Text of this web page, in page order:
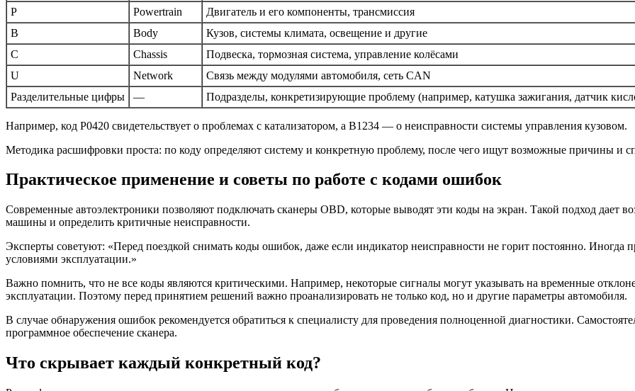
P
Powertrain
Двигатель и его компоненты, трансмиссия
B
Body
Кузов, системы климата, освещение и другие
C
Chassis
Подвеска, тормозная система, управление колёсами
U
Network
Связь между модулями автомобиля, сеть CAN
Разделительные цифры
— Подразделы, конкретизирующие проблему (например, катушка зажигания, датчик
Например, код P0420 свидетельствует о проблемах с катализатором, а B1234 — о неисправности системы управления кузовом.
Методика расшифровки проста: по коду определяют систему и конкретную проблему, после чего ищут возможные причины и
Практическое применение и советы по работе с кодами ошибок
Современные автоэлектроники позволяют подключать сканеры OBD, которые выводят эти коды на экран. Такой подход дает
машины и определить критичные неисправности.
Эксперты советуют: «Перед поездкой снимать коды ошибок, даже если индикатор неисправности не горит постоянно. Иногда
условиями эксплуатации.»
Важно помнить, что не все коды являются критическими. Например, некоторые сигналы могут указывать на временные
эксплуатации. Поэтому перед принятием решений важно проанализировать не только код, но и другие параметры автомобиля.
В случае обнаружения ошибок рекомендуется обратиться к специалисту для проведения полноценной диагностики.
программное обеспечение сканера.
Что скрывает каждый конкретный код?